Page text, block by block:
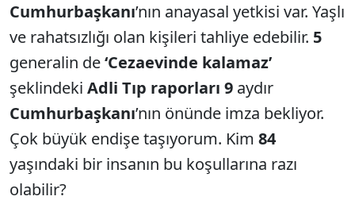
Cumhurbaşkanı’nın anayasal yetkisi var. Yaşlı
ve rahatsızlığı olan kişileri tahliye edebilir. 5
generalin de‘Cezaevinde kalamaz’
şeklindeki Adli Tıp raporları 9 aydır
Cumhurbaşkanı’nın önünde imza bekliyor.
Çok büyük endişe taşıyorum. Kim 84
yaşındaki bir insanın bu koşullarına razı
olabilir?